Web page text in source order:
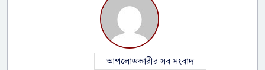
আপলোডকারীর সব সংবাদ